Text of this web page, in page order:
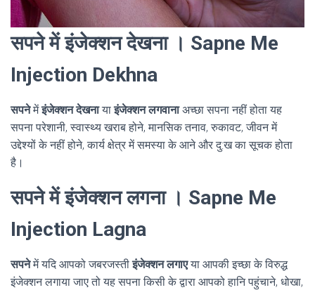
सपने में इंजेक्शन देखना । Sapne Me
Injection Dekhna
सपनेमेंइंजेक्शन देखनायाइंजेक्शन लगवानाअच्छा सपना नहीं होता यह
सपना परेशानी, स्वास्थ्य खराब होने, मानसिक तनाव, रुकावट, जीवन में
उद्देश्यों के नहीं होने, कार्य क्षेत्र में समस्या के आने और दु:ख का सूचक होता
है।
सपने में इंजेक्शन लगना । Sapne Me
Injection Lagna
सपनेमें यदि आपको जबरजस्तीइंजेक्शन लगाएया आपकी इच्छा के विरुद्ध
इंजेक्शन लगाया जाए तो यह सपना किसी के द्वारा आपको हानि पहुंचाने, धोखा,